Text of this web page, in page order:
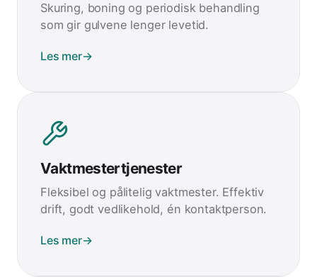
Skuring, boning og periodisk behandling
som gir gulvene lenger levetid.
Les mer→
Vaktmestertjenester
Fleksibel og pålitelig vaktmester. Effektiv
drift, godt vedlikehold, én kontaktperson.
Les mer→